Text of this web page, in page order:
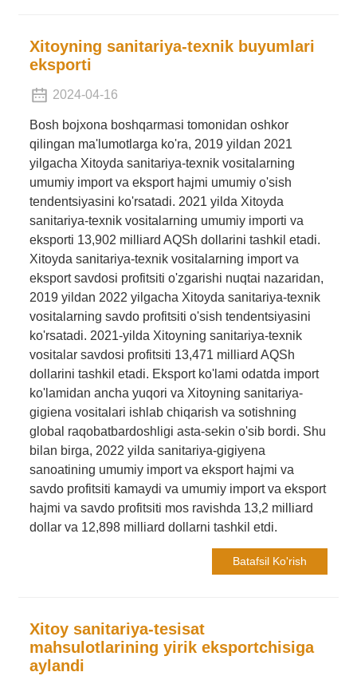
Xitoyning sanitariya-texnik buyumlari
eksporti
2024-04-16
Bosh bojxona boshqarmasi tomonidan oshkor
qilingan ma'lumotlarga ko'ra, 2019 yildan 2021
yilgacha Xitoyda sanitariya-texnik vositalarning
umumiy import va eksport hajmi umumiy o'sish
tendentsiyasini ko'rsatadi. 2021 yilda Xitoyda
sanitariya-texnik vositalarning umumiy importi va
eksporti 13,902 milliard AQSh dollarini tashkil etadi.
Xitoyda sanitariya-texnik vositalarning import va
eksport savdosi profitsiti o'zgarishi nuqtai nazaridan,
2019 yildan 2022 yilgacha Xitoyda sanitariya-texnik
vositalarning savdo profitsiti o'sish tendentsiyasini
ko'rsatadi. 2021-yilda Xitoyning sanitariya-texnik
vositalar savdosi profitsiti 13,471 milliard AQSh
dollarini tashkil etadi. Eksport ko'lami odatda import
ko'lamidan ancha yuqori va Xitoyning sanitariya-
gigiena vositalari ishlab chiqarish va sotishning
global raqobatbardoshligi asta-sekin o'sib bordi. Shu
bilan birga, 2022 yilda sanitariya-gigiyena
sanoatining umumiy import va eksport hajmi va
savdo profitsiti kamaydi va umumiy import va eksport
hajmi va savdo profitsiti mos ravishda 13,2 milliard
dollar va 12,898 milliard dollarni tashkil etdi.
Batafsil Ko'rish
Xitoy sanitariya-tesisat
mahsulotlarining yirik eksportchisiga
aylandi